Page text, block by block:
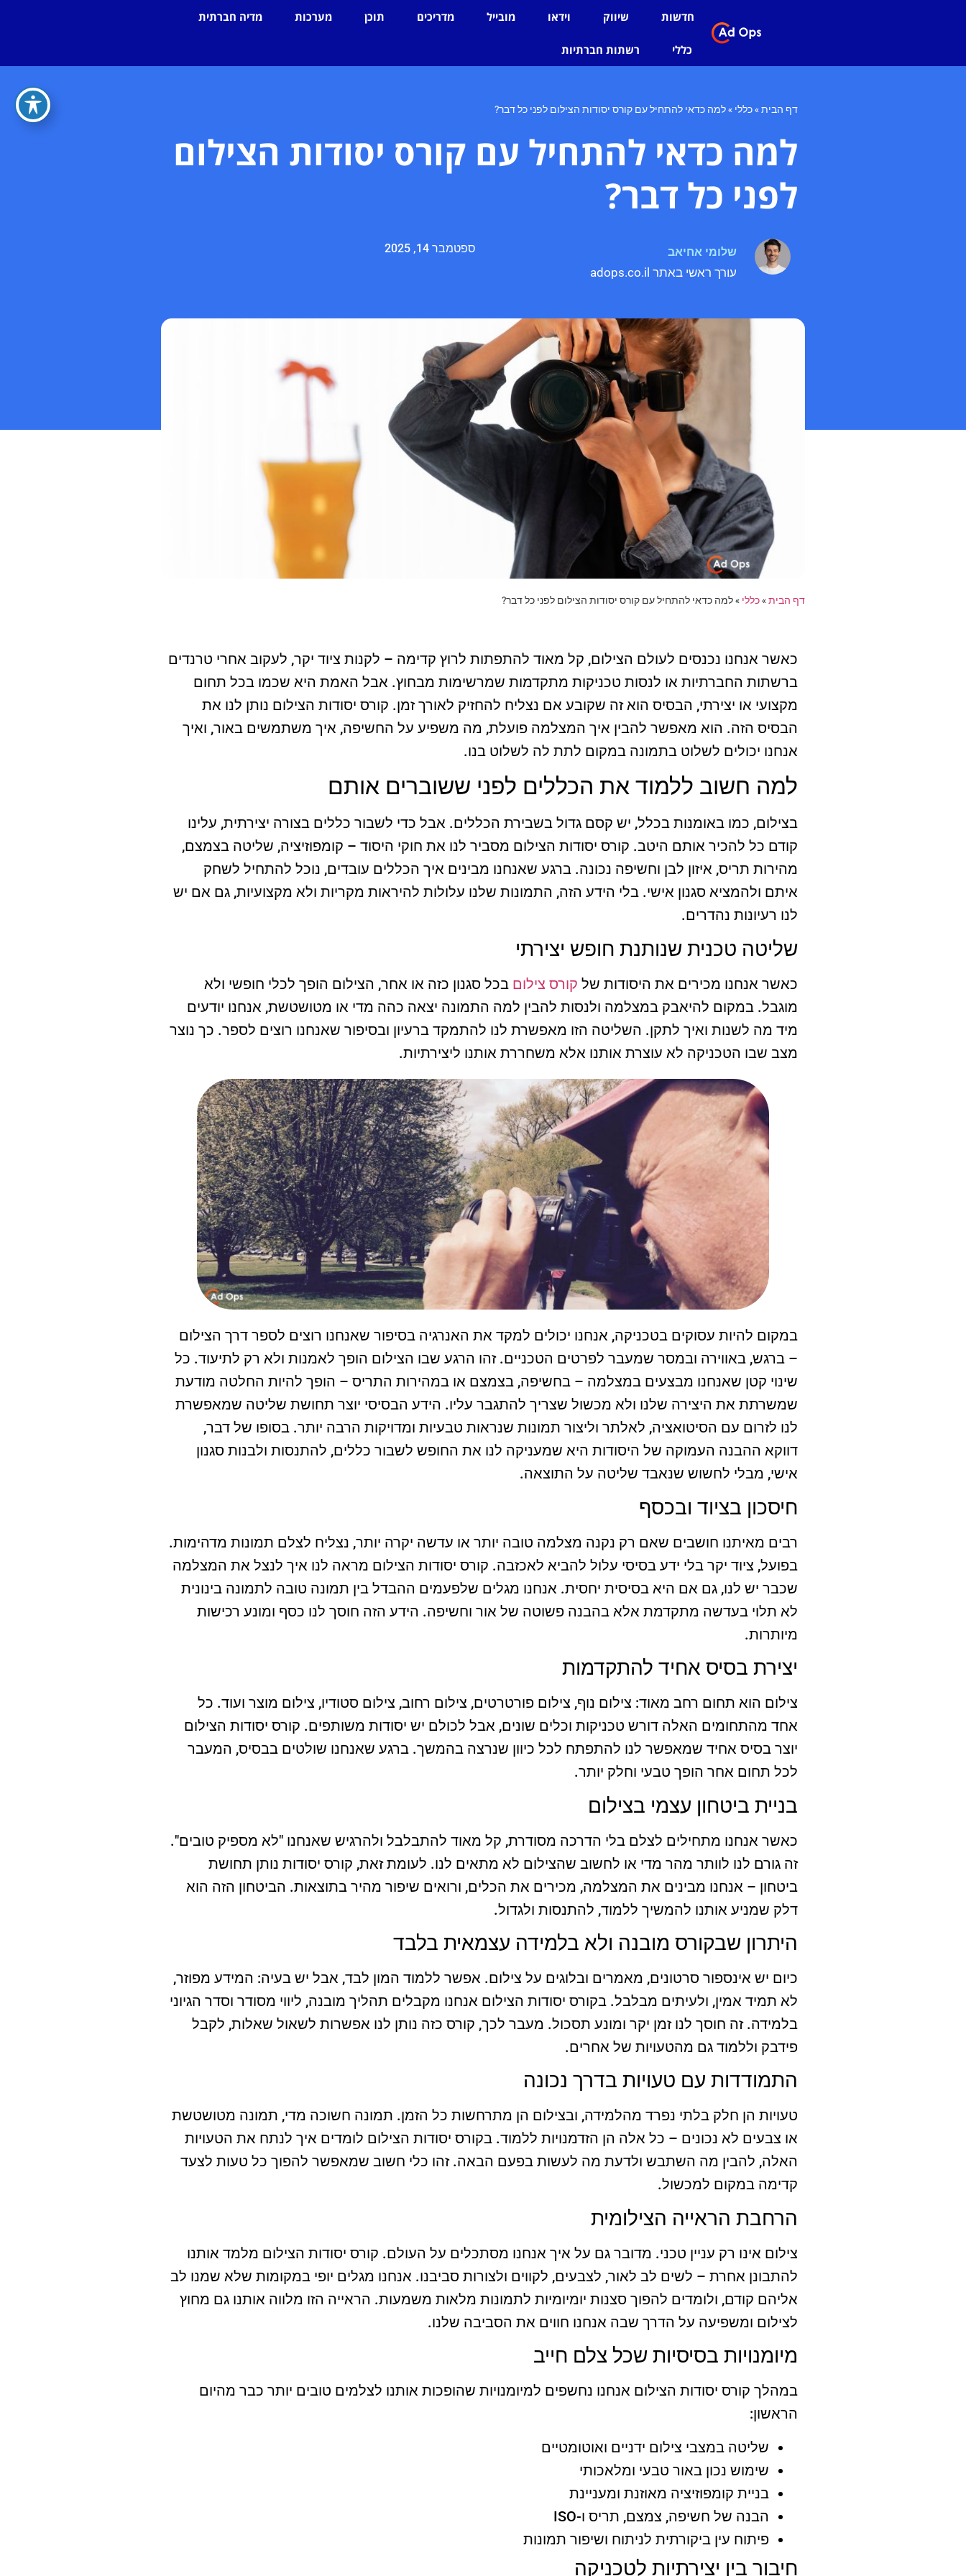
חדשות שיווק וידאו מובייל מדריכים תוכן מערכות מדיה חברתית
כללי רשתות חברתיות
דף הבית»כללי »למה כדאי להתחיל עם קורס יסודות הצילום לפני כל דבר?
למה כדאי להתחיל עם קורס יסודות הצילום
לפני כל דבר?
שלומי אחיאב
עורך ראשי באתר adops.co.il
ספטמבר 14, 2025
דף הבית»כללי »למה כדאי להתחיל עם קורס יסודות הצילום לפני כל דבר?
כאשר אנחנו נכנסים לעולם הצילום, קל מאוד להתפתות לרוץ קדימה – לקנות ציוד יקר, לעקוב אחרי טרנדים
ברשתות החברתיות או לנסות טכניקות מתקדמות שמרשימות מבחוץ. אבל האמת היא שכמו בכל תחום
מקצועי או יצירתי, הבסיס הוא זה שקובע אם נצליח להחזיק לאורך זמן. קורס יסודות הצילום נותן לנו את
הבסיס הזה. הוא מאפשר להבין איך המצלמה פועלת, מה משפיע על החשיפה, איך משתמשים באור, ואיך
אנחנו יכולים לשלוט בתמונה במקום לתת לה לשלוט בנו.
למה חשוב ללמוד את הכללים לפני ששוברים אותם
בצילום, כמו באומנות בכלל, יש קסם גדול בשבירת הכללים. אבל כדי לשבור כללים בצורה יצירתית, עלינו
קודם כל להכיר אותם היטב. קורס יסודות הצילום מסביר לנו את חוקי היסוד – קומפוזיציה, שליטה בצמצם,
מהירות תריס, איזון לבן וחשיפה נכונה. ברגע שאנחנו מבינים איך הכללים עובדים, נוכל להתחיל לשחק
איתם ולהמציא סגנון אישי. בלי הידע הזה, התמונות שלנו עלולות להיראות מקריות ולא מקצועיות, גם אם יש
לנו רעיונות נהדרים.
שליטה טכנית שנותנת חופש יצירתי
כאשר אנחנו מכירים את היסודות של קורס צילום בכל סגנון כזה או אחר, הצילום הופך לכלי חופשי ולא
מוגבל. במקום להיאבק במצלמה ולנסות להבין למה התמונה יצאה כהה מדי או מטושטשת, אנחנו יודעים
מיד מה לשנות ואיך לתקן. השליטה הזו מאפשרת לנו להתמקד ברעיון ובסיפור שאנחנו רוצים לספר. כך נוצר
מצב שבו הטכניקה לא עוצרת אותנו אלא משחררת אותנו ליצירתיות.
במקום להיות עסוקים בטכניקה, אנחנו יכולים למקד את האנרגיה בסיפור שאנחנו רוצים לספר דרך הצילום
– ברגש, באווירה ובמסר שמעבר לפרטים הטכניים. זהו הרגע שבו הצילום הופך לאמנות ולא רק לתיעוד. כל
שינוי קטן שאנחנו מבצעים במצלמה – בחשיפה, בצמצם או במהירות התריס – הופך להיות החלטה מודעת
שמשרתת את היצירה שלנו ולא מכשול שצריך להתגבר עליו. הידע הבסיסי יוצר תחושת שליטה שמאפשרת
לנו לזרום עם הסיטואציה, לאלתר וליצור תמונות שנראות טבעיות ומדויקות הרבה יותר. בסופו של דבר,
דווקא ההבנה העמוקה של היסודות היא שמעניקה לנו את החופש לשבור כללים, להתנסות ולבנות סגנון
אישי, מבלי לחשוש שנאבד שליטה על התוצאה.
חיסכון בציוד ובכסף
רבים מאיתנו חושבים שאם רק נקנה מצלמה טובה יותר או עדשה יקרה יותר, נצליח לצלם תמונות מדהימות.
בפועל, ציוד יקר בלי ידע בסיסי עלול להביא לאכזבה. קורס יסודות הצילום מראה לנו איך לנצל את המצלמה
שכבר יש לנו, גם אם היא בסיסית יחסית. אנחנו מגלים שלפעמים ההבדל בין תמונה טובה לתמונה בינונית
לא תלוי בעדשה מתקדמת אלא בהבנה פשוטה של אור וחשיפה. הידע הזה חוסך לנו כסף ומונע רכישות
מיותרות.
יצירת בסיס אחיד להתקדמות
צילום הוא תחום רחב מאוד: צילום נוף, צילום פורטרטים, צילום רחוב, צילום סטודיו, צילום מוצר ועוד. כל
אחד מהתחומים האלה דורש טכניקות וכלים שונים, אבל לכולם יש יסודות משותפים. קורס יסודות הצילום
יוצר בסיס אחיד שמאפשר לנו להתפתח לכל כיוון שנרצה בהמשך. ברגע שאנחנו שולטים בבסיס, המעבר
לכל תחום אחר הופך טבעי וחלק יותר.
בניית ביטחון עצמי בצילום
כאשר אנחנו מתחילים לצלם בלי הדרכה מסודרת, קל מאוד להתבלבל ולהרגיש שאנחנו "לא מספיק טובים".
זה גורם לנו לוותר מהר מדי או לחשוב שהצילום לא מתאים לנו. לעומת זאת, קורס יסודות נותן תחושת
ביטחון – אנחנו מבינים את המצלמה, מכירים את הכלים, ורואים שיפור מהיר בתוצאות. הביטחון הזה הוא
דלק שמניע אותנו להמשיך ללמוד, להתנסות ולגדול.
היתרון שבקורס מובנה ולא בלמידה עצמאית בלבד
כיום יש אינספור סרטונים, מאמרים ובלוגים על צילום. אפשר ללמוד המון לבד, אבל יש בעיה: המידע מפוזר,
לא תמיד אמין, ולעיתים מבלבל. בקורס יסודות הצילום אנחנו מקבלים תהליך מובנה, ליווי מסודר וסדר הגיוני
בלמידה. זה חוסך לנו זמן יקר ומונע תסכול. מעבר לכך, קורס כזה נותן לנו אפשרות לשאול שאלות, לקבל
פידבק וללמוד גם מהטעויות של אחרים.
התמודדות עם טעויות בדרך נכונה
טעויות הן חלק בלתי נפרד מהלמידה, ובצילום הן מתרחשות כל הזמן. תמונה חשוכה מדי, תמונה מטושטשת
או צבעים לא נכונים – כל אלה הן הזדמנויות ללמוד. בקורס יסודות הצילום לומדים איך לנתח את הטעויות
האלה, להבין מה השתבש ולדעת מה לעשות בפעם הבאה. זהו כלי חשוב שמאפשר להפוך כל טעות לצעד
קדימה במקום למכשול.
הרחבת הראייה הצילומית
צילום אינו רק עניין טכני. מדובר גם על איך אנחנו מסתכלים על העולם. קורס יסודות הצילום מלמד אותנו
להתבונן אחרת – לשים לב לאור, לצבעים, לקווים ולצורות סביבנו. אנחנו מגלים יופי במקומות שלא שמנו לב
אליהם קודם, ולומדים להפוך סצנות יומיומיות לתמונות מלאות משמעות. הראייה הזו מלווה אותנו גם מחוץ
לצילום ומשפיעה על הדרך שבה אנחנו חווים את הסביבה שלנו.
מיומנויות בסיסיות שכל צלם חייב
במהלך קורס יסודות הצילום אנחנו נחשפים למיומנויות שהופכות אותנו לצלמים טובים יותר כבר מהיום
הראשון:
שליטה במצבי צילום ידניים ואוטומטיים
שימוש נכון באור טבעי ומלאכותי
בניית קומפוזיציה מאוזנת ומעניינת
הבנה של חשיפה, צמצם, תריס ו-ISO
פיתוח עין ביקורתית לניתוח ושיפור תמונות
חיבור בין יצירתיות לטכניקה